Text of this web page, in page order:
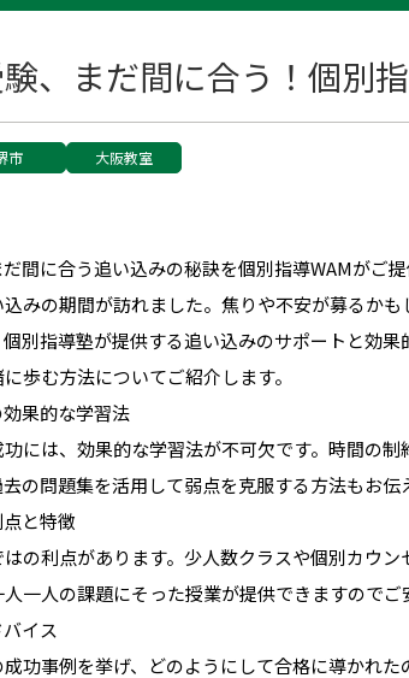
、まだ間に合う！個別
市 大阪教室
間に合う追い込みの秘訣を個別指導WAMがご
みの期間が訪れました。焦りや不安が募るか
別指導塾が提供する追い込みのサポートと効
歩む方法についてご紹介します。
果的な学習法
には、効果的な学習法が不可欠です。時間の
の問題集を活用して弱点を克服する方法もお伝
と特徴
の利点があります。少人数クラスや個別カウ
一人の課題にそった授業が提供できますのでご
イス
功事例を挙げ、どのようにして合格に導かれ